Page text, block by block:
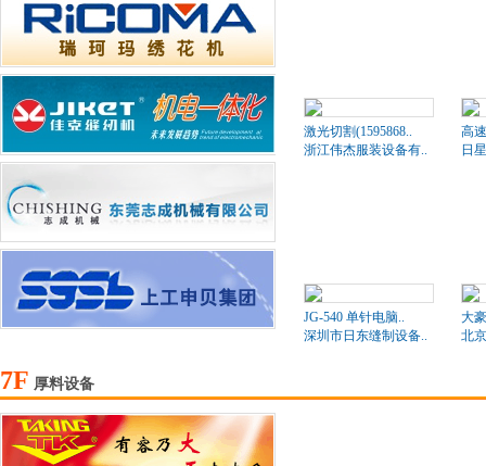
激光切割(1595868..
浙江伟杰服装设备有..
高
日
JG-540 单针电脑..
深圳市日东缝制设备..
大
北
7F 厚料设备